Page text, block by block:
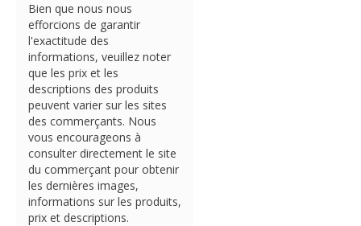
Bien que nous nous
efforcions de garantir
l'exactitude des
informations, veuillez noter
que les prix et les
descriptions des produits
peuvent varier sur les sites
des commerçants. Nous
vous encourageons à
consulter directement le site
du commerçant pour obtenir
les dernières images,
informations sur les produits,
prix et descriptions.